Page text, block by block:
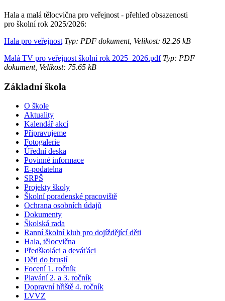
Hala a malá tělocvična pro veřejnost - přehled obsazenosti
pro školní rok 2025/2026:
Hala pro veřejnost Typ: PDF dokument, Velikost: 82.26 kB
Malá TV pro veřejnost školní rok 2025_2026.pdfTyp: PDF
dokument, Velikost: 75.65 kB
Základní škola
O škole
Aktuality
Kalendář akcí
Připravujeme
Fotogalerie
Úřední deska
Povinné informace
E-podatelna
SRPŠ
Projekty školy
Školní poradenské pracoviště
Ochrana osobních údajů
Dokumenty
Školská rada
Ranní školní klub pro dojíždějící děti
Hala, tělocvična
Předškoláci a deváťáci
Děti do bruslí
Focení 1. ročník
Plavání 2. a 3. ročník
Dopravní hřiště 4. ročník
LVVZ